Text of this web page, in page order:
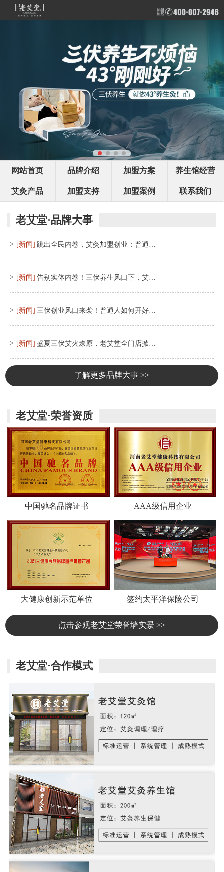
网站首页 品牌介绍 加盟方案 养生馆经营
艾灸产品 加盟支持 加盟案例 联系我们
老艾堂·品牌大事
> [新闻] 跳出全民内卷，艾灸加盟创业：普通…
> [新闻] 告别实体内卷！三伏养生风口下，艾…
> [新闻] 三伏创业风口来袭！普通人如何开好…
> [新闻] 盛夏三伏艾火燎原，老艾堂全门店掀…
了解更多品牌大事 >>
老艾堂·荣誉资质
中国驰名品牌证书 AAA级信用企业
大健康创新示范单位 签约太平洋保险公司
点击参观老艾堂荣誉墙实景 >>
老艾堂·合作模式